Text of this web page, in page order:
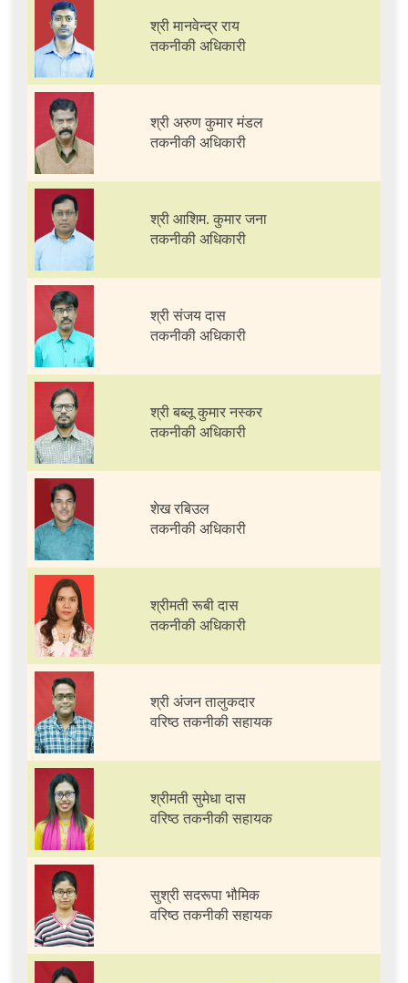
श्री मानवेन्द्र राय
तकनीकी अधिकारी
श्री अरुण कुमार मंडल
तकनीकी अधिकारी
श्री आशिम. कुमार जना
तकनीकी अधिकारी
श्री संजय दास
तकनीकी अधिकारी
श्री बब्लू कुमार नस्कर
तकनीकी अधिकारी
शेख रबिउल
तकनीकी अधिकारी
श्रीमती रूबी दास
तकनीकी अधिकारी
श्री अंजन तालुकदार
वरिष्ठ तकनीकी सहायक
श्रीमती सुमेधा दास
वरिष्ठ तकनीकी सहायक
सुश्री सदरूपा भौमिक
वरिष्ठ तकनीकी सहायक